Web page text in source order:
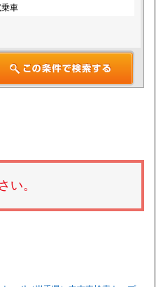
乗車
い。